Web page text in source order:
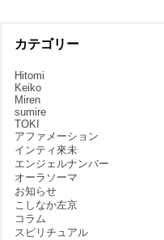
カテゴリー
Hitomi
Keiko
Miren
sumire
TOKI
アファメーション
インティ來未
エンジェルナンバー
オーラソーマ
お知らせ
こしなか左京
コラム
スピリチュアル